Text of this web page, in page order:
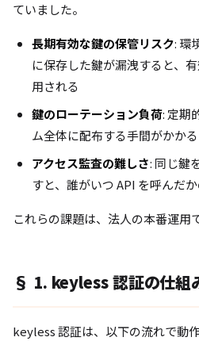
ていました。
長期有効な鍵の保管リスク: 環
に保存した鍵が漏洩すると、
用される
鍵のローテーション負荷: 定期
ム全体に配布する手間がかかる
アクセス監査の難しさ: 同じ鍵
すと、誰がいつ API を呼んだ
これらの課題は、法人の本番運用
§ 1. keyless 認証の仕組
keyless 認証は、以下の流れで動